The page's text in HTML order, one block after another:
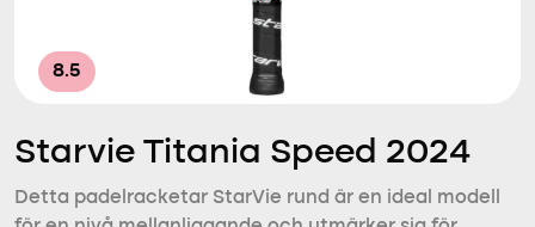
8.5
Starvie Titania Speed 2024
Detta padelracketar StarVie rund är en ideal modell